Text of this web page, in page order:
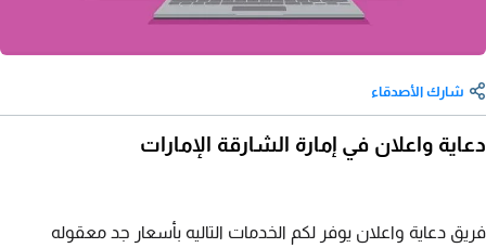
شارك الأصدقاء
دعاية واعلان في إمارة الشارقة الإمارات
فريق دعاية واعلان يوفر لكم الخدمات التاليه بأسعار جد معقوله